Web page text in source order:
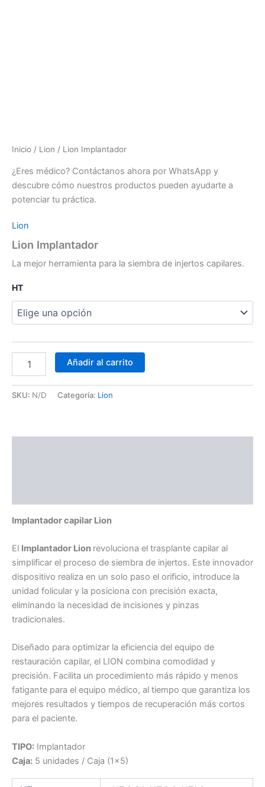
Inicio / Lion / Lion Implantador
¿Eres médico? Contáctanos ahora por WhatsApp y
descubre cómo nuestros productos pueden ayudarte a
potenciar tu práctica.
Lion
Lion Implantador
La mejor herramienta para la siembra de injertos capilares.
HT
Añadir al carrito
SKU: N/D Categoría: Lion
Implantador capilar Lion
El Implantador Lion revoluciona el trasplante capilar al
simplificar el proceso de siembra de injertos. Este innovador
dispositivo realiza en un solo paso el orificio, introduce la
unidad folicular y la posiciona con precisión exacta,
eliminando la necesidad de incisiones y pinzas
tradicionales.
Diseñado para optimizar la eficiencia del equipo de
restauración capilar, el LION combina comodidad y
precisión. Facilita un procedimiento más rápido y menos
fatigante para el equipo médico, al tiempo que garantiza los
mejores resultados y tiempos de recuperación más cortos
para el paciente.
TIPO: Implantador
Caja: 5 unidades / Caja (1×5)